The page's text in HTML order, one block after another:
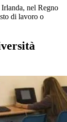
nel Regno
di lavoro o